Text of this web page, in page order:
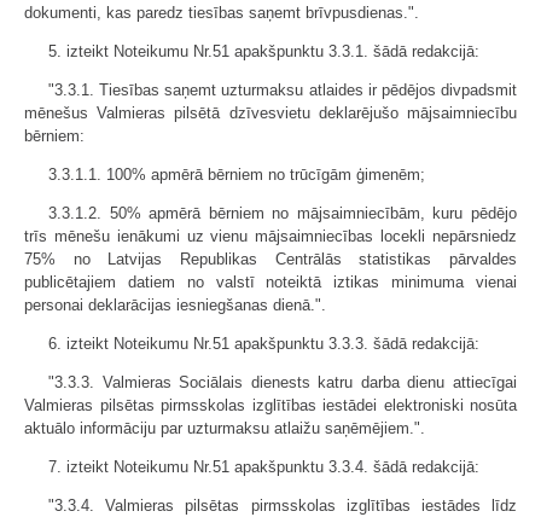
dokumenti, kas paredz tiesības saņemt brīvpusdienas.".
5. izteikt Noteikumu Nr.51 apakšpunktu 3.3.1. šādā redakcijā:
"3.3.1. Tiesības saņemt uzturmaksu atlaides ir pēdējos divpadsmit
mēnešus Valmieras pilsētā dzīvesvietu deklarējušo mājsaimniecību
bērniem:
3.3.1.1. 100% apmērā bērniem no trūcīgām ģimenēm;
3.3.1.2. 50% apmērā bērniem no mājsaimniecībām, kuru pēdējo
trīs mēnešu ienākumi uz vienu mājsaimniecības locekli nepārsniedz
75% no Latvijas Republikas Centrālās statistikas pārvaldes
publicētajiem datiem no valstī noteiktā iztikas minimuma vienai
personai deklarācijas iesniegšanas dienā.".
6. izteikt Noteikumu Nr.51 apakšpunktu 3.3.3. šādā redakcijā:
"3.3.3. Valmieras Sociālais dienests katru darba dienu attiecīgai
Valmieras pilsētas pirmsskolas izglītības iestādei elektroniski nosūta
aktuālo informāciju par uzturmaksu atlaižu saņēmējiem.".
7. izteikt Noteikumu Nr.51 apakšpunktu 3.3.4. šādā redakcijā:
"3.3.4. Valmieras pilsētas pirmsskolas izglītības iestādes līdz